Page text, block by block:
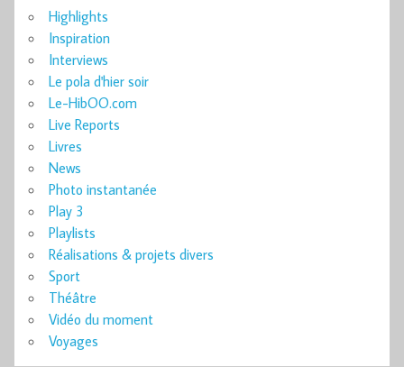
Highlights
Inspiration
Interviews
Le pola d'hier soir
Le-HibOO.com
Live Reports
Livres
News
Photo instantanée
Play 3
Playlists
Réalisations & projets divers
Sport
Théâtre
Vidéo du moment
Voyages